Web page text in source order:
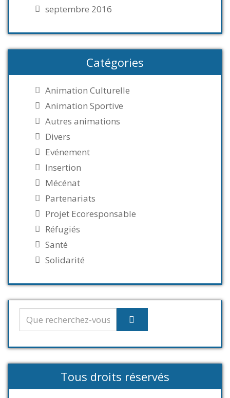
septembre 2016
Catégories
Animation Culturelle
Animation Sportive
Autres animations
Divers
Evénement
Insertion
Mécénat
Partenariats
Projet Ecoresponsable
Réfugiés
Santé
Solidarité
Tous droits réservés